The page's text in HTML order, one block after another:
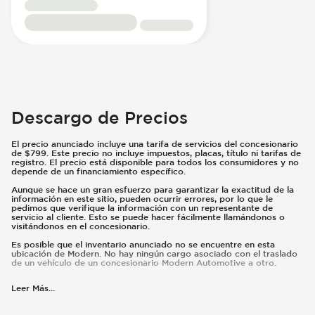
Rear Seat Down (cu ft)
Hip Room 3rd Row (mm)
Ground Clearance Unladen (mm)
Headroom 3rd Row (mm)
Eear Seat Down (cu ft)
Headroom Rear (mm)
Rear Track (in)
Shoulder Room Rear (in)
Leg Room Rear (in)
Published Curb Weight (lbs)
Leg Room 3rd Row (mm)
Combined (Mpg)
Published Curb Weight (kg)
Descargo de Precios
El precio anunciado incluye una tarifa de servicios del concesionario
de $799. Este precio no incluye impuestos, placas, título ni tarifas de
registro. El precio está disponible para todos los consumidores y no
depende de un financiamiento específico.
Aunque se hace un gran esfuerzo para garantizar la exactitud de la
información en este sitio, pueden ocurrir errores, por lo que le
pedimos que verifique la información con un representante de
servicio al cliente. Esto se puede hacer fácilmente llamándonos o
visitándonos en el concesionario.
Es posible que el inventario anunciado no se encuentre en esta
ubicación de Modern. No hay ningún cargo asociado con el traslado
de un vehículo de un concesionario Modern Automotive a otro.
Qué está incluido
El precio anunciado incluye una tarifa de servicios del concesionario
Leer Más